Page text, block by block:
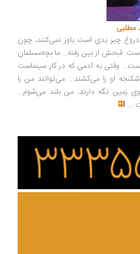
مطلبی
چیز بدی است باور نمی‌کنند، چون
قبحش از بین رفته... ما بچه‌مسلمان
وقتی به آدمی که در کار سینماست
شکنجه او را می‌کشند... می‌توانند من را
زمین نگه دارند، من بلند می‌شوم...
...